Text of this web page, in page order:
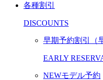
各種割引
DISCOUNTS
早期予約割引（
EARLY
NEWモデル予約